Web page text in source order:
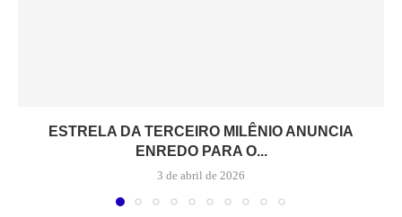
ESTRELA DA TERCEIRO MILÊNIO ANUNCIA
ENREDO PARA O...
3 de abril de 2026